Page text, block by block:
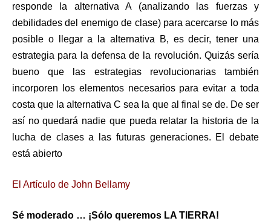
responde la alternativa A (analizando las fuerzas y
debilidades del enemigo de clase) para acercarse lo más
posible o llegar a la alternativa B, es decir, tener una
estrategia para la defensa de la revolución. Quizás sería
bueno que las estrategias revolucionarias también
incorporen los elementos necesarios para evitar a toda
costa que la alternativa C sea la que al final se de. De ser
así no quedará nadie que pueda relatar la historia de la
lucha de clases a las futuras generaciones. El debate
está abierto
El Artículo de John Bellamy
Sé moderado … ¡Sólo queremos LA TIERRA!